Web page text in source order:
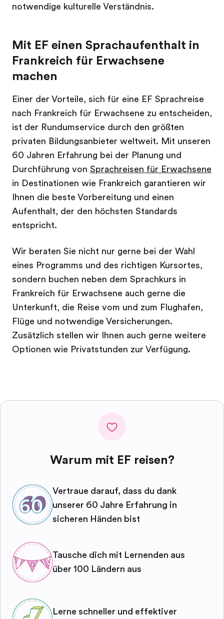
notwendige kulturelle Verständnis.
Mit EF einen Sprachaufenthalt in
Frankreich für Erwachsene
machen
Einer der Vorteile, sich für eine EF Sprachreise
nach Frankreich für Erwachsene zu entscheiden,
ist der Rundumservice durch den größten
privaten Bildungsanbieter weltweit. Mit unseren
60 Jahren Erfahrung bei der Planung und
Durchführung von Sprachreisen für Erwachsene
in Destinationen wie Frankreich garantieren wir
Ihnen die beste Vorbereitung und einen
Aufenthalt, der den höchsten Standards
entspricht.
Wir beraten Sie nicht nur gerne bei der Wahl
eines Programms und des richtigen Kursortes,
sondern buchen neben dem Sprachkurs in
Frankreich für Erwachsene auch gerne die
Unterkunft, die Reise vom und zum Flughafen,
Flüge und notwendige Versicherungen.
Zusätzlich stellen wir Ihnen auch gerne weitere
Optionen wie Privatstunden zur Verfügung.
Warum mit EF reisen?
Vertraue darauf, dass du dank
unserer 60 Jahre Erfahrung in
sicheren Händen bist
Tausche dich mit Lernenden aus
über 100 Ländern aus
Lerne schneller und effektiver